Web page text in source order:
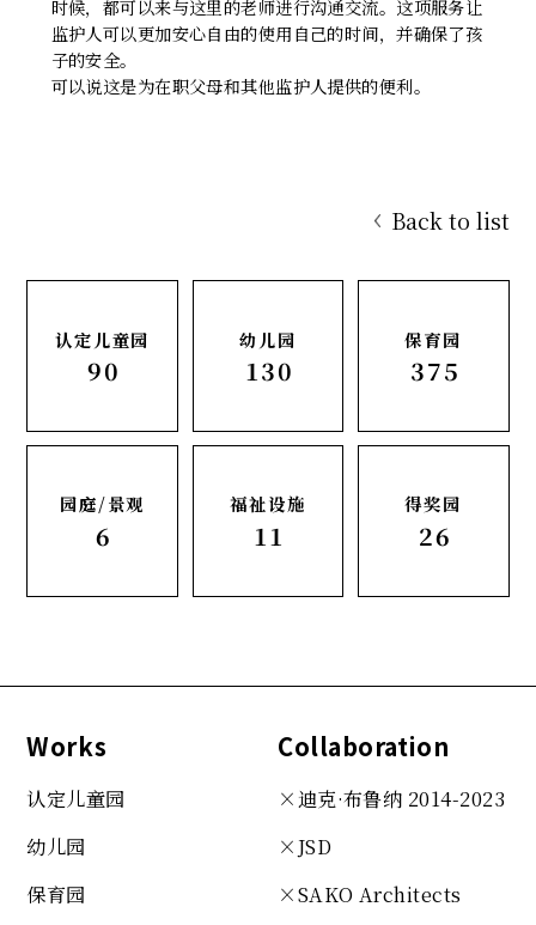
时候，都可以来与这里的老师进行沟通交流。这项服务让
监护人可以更加安心自由的使用自己的时间，并确保了孩
子的安全。
可以说这是为在职父母和其他监护人提供的便利。
Back to list
认定儿童园
90
幼儿园
130
保育园
375
园庭/景观
6
福祉设施
11
得奖园
26
Works
认定儿童园
幼儿园
保育园
Collaboration
×迪克·布鲁纳 2014-2023
×JSD
×SAKO Architects